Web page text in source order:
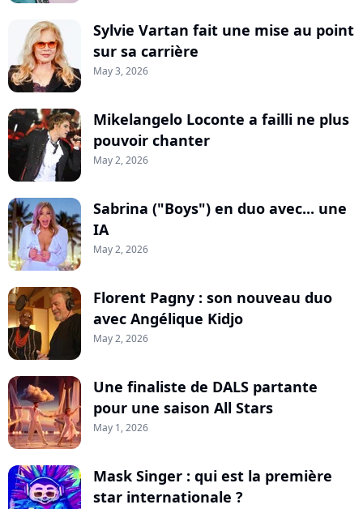
Sylvie Vartan fait une mise au point
sur sa carrière
May 3, 2026
Mikelangelo Loconte a failli ne plus
pouvoir chanter
May 2, 2026
Sabrina ("Boys") en duo avec... une
IA
May 2, 2026
Florent Pagny : son nouveau duo
avec Angélique Kidjo
May 2, 2026
Une finaliste de DALS partante
pour une saison All Stars
May 1, 2026
Mask Singer : qui est la première
star internationale ?